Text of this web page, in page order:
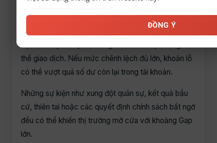
Khi khoảng trống giá (Gap) xuất hiện, lệnh Stop Loss
sẽ không được thực hiện đúng tại mức giá đã cài
đặt mà được khớp ở mức giá đầu tiên thị trường có
thể giao dịch. Nếu mức chênh lệch đủ lớn, khoản lỗ
có thể vượt quá số dư còn lại trong tài khoản.
Những sự kiện như xung đột quân sự, kết quả bầu
cử, thiên tai hoặc các quyết định chính sách bất ngờ
đều có thể khiến thị trường mở cửa với khoảng Gap
lớn.
ĐỒNG Ý